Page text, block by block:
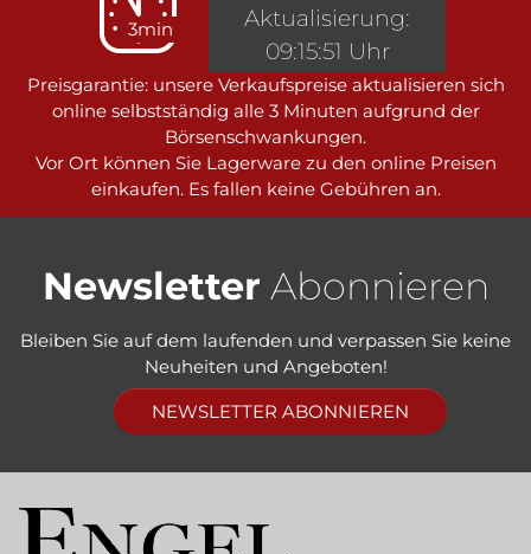
3min
Preisgarantie: unsere Verkaufspreise aktualisieren sich
online selbstständig alle 3 Minuten aufgrund der
Börsenschwankungen.
Vor Ort können Sie Lagerware zu den online Preisen
einkaufen. Es fallen keine Gebühren an.
Aktualisierung:
09:15:51 Uhr
Newsletter Abonnieren
Bleiben Sie auf dem laufenden und verpassen Sie keine
Neuheiten und Angeboten!
NEWSLETTER ABONNIEREN